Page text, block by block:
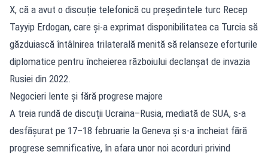
X, că a avut o discuție telefonică cu președintele turc Recep
Tayyip Erdogan, care și-a exprimat disponibilitatea ca Turcia să
găzduiască întâlnirea trilaterală menită să relanseze eforturile
diplomatice pentru încheierea războiului declanșat de invazia
Rusiei din 2022.
Negocieri lente și fără progrese majore
A treia rundă de discuții Ucraina–Rusia, mediată de SUA, s-a
desfășurat pe 17–18 februarie la Geneva și s-a încheiat fără
progrese semnificative, în afara unor noi acorduri privind